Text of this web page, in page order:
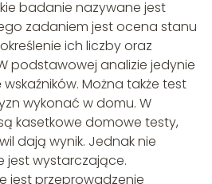
badanie nazywane jest
zadaniem jest ocena stanu
ich liczby oraz
podstawowej analizie jedynie
Można także test
wykonać w domu. W
kasetkowe domowe testy,
dają wynik. Jednak nie
jest wystarczające.
jest przeprowadzenie